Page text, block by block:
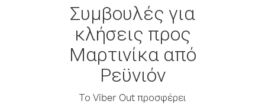
Συμβουλές για
κλήσεις προς
Μαρτινίκα από
Ρεϋνιόν
Το Viber Out προσφέρει